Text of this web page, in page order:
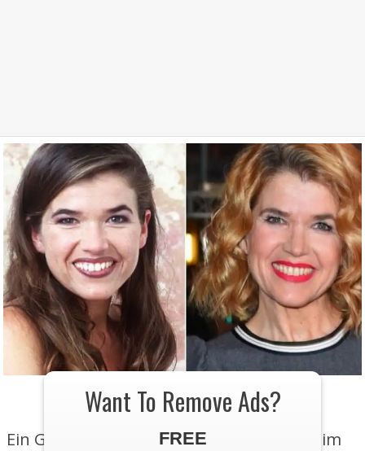
Anke Engelke – 54 Jahre alt
Ein Glücksgriff, denn sie wurde Sängerin im
Want To Remove Ads?
FREE